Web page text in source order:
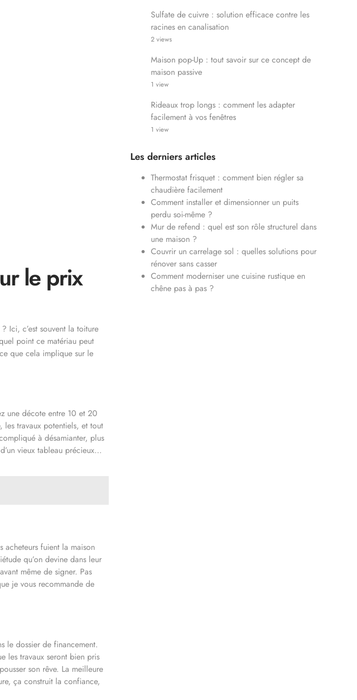
le prix
Ici, c’est souvent la toiture
point ce matériau peut
que cela implique sur le
une décote entre 10 et 20
travaux potentiels, et tout
à désamianter, plus
vieux tableau précieux…
acheteurs fuient la maison
qu’on devine dans leur
même de signer. Pas
je vous recommande de
le dossier de financement.
les travaux seront bien pris
son rêve. La meilleure
ça construit la confiance,
Sulfate de cuivre : solution efficace contre les
racines en canalisation
2 views
Maison pop-Up : tout savoir sur ce concept de
maison passive
1 view
Rideaux trop longs : comment les adapter
facilement à vos fenêtres
1 view
Les derniers articles
Thermostat frisquet : comment bien régler sa
chaudière facilement
Comment installer et dimensionner un puits
perdu soi-même ?
Mur de refend : quel est son rôle structurel dans
une maison ?
Couvrir un carrelage sol : quelles solutions pour
rénover sans casser
Comment moderniser une cuisine rustique en
chêne pas à pas ?